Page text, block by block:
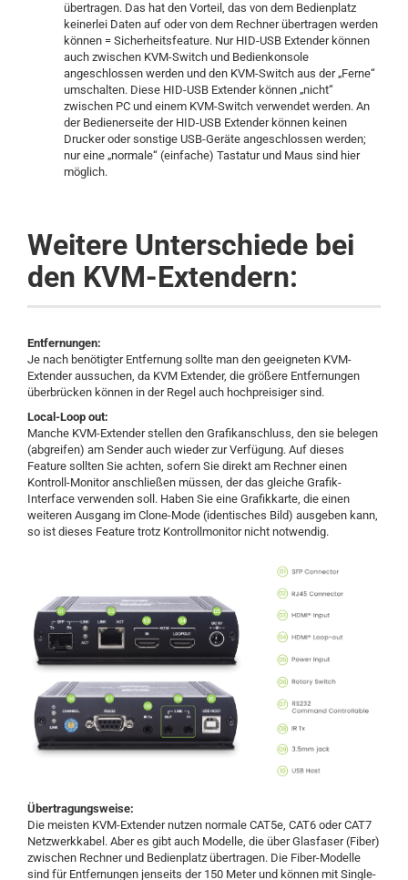
übertragen. Das hat den Vorteil, das von dem Bedienplatz
keinerlei Daten auf oder von dem Rechner übertragen werden
können = Sicherheitsfeature. Nur HID-USB Extender können
auch zwischen KVM-Switch und Bedienkonsole
angeschlossen werden und den KVM-Switch aus der „Ferne“
umschalten. Diese HID-USB Extender können „nicht“
zwischen PC und einem KVM-Switch verwendet werden. An
der Bedienerseite der HID-USB Extender können keinen
Drucker oder sonstige USB-Geräte angeschlossen werden;
nur eine „normale“ (einfache) Tastatur und Maus sind hier
möglich.
Weitere Unterschiede bei
den KVM-Extendern:
Entfernungen:
Je nach benötigter Entfernung sollte man den geeigneten KVM-
Extender aussuchen, da KVM Extender, die größere Entfernungen
überbrücken können in der Regel auch hochpreisiger sind.
Local-Loop out:
Manche KVM-Extender stellen den Grafikanschluss, den sie belegen
(abgreifen) am Sender auch wieder zur Verfügung. Auf dieses
Feature sollten Sie achten, sofern Sie direkt am Rechner einen
Kontroll-Monitor anschließen müssen, der das gleiche Grafik-
Interface verwenden soll. Haben Sie eine Grafikkarte, die einen
weiteren Ausgang im Clone-Mode (identisches Bild) ausgeben kann,
so ist dieses Feature trotz Kontrollmonitor nicht notwendig.
Übertragungsweise:
Die meisten KVM-Extender nutzen normale CAT5e, CAT6 oder CAT7
Netzwerkkabel. Aber es gibt auch Modelle, die über Glasfaser (Fiber)
zwischen Rechner und Bedienplatz übertragen. Die Fiber-Modelle
sind für Entfernungen jenseits der 150 Meter und können mit Single-